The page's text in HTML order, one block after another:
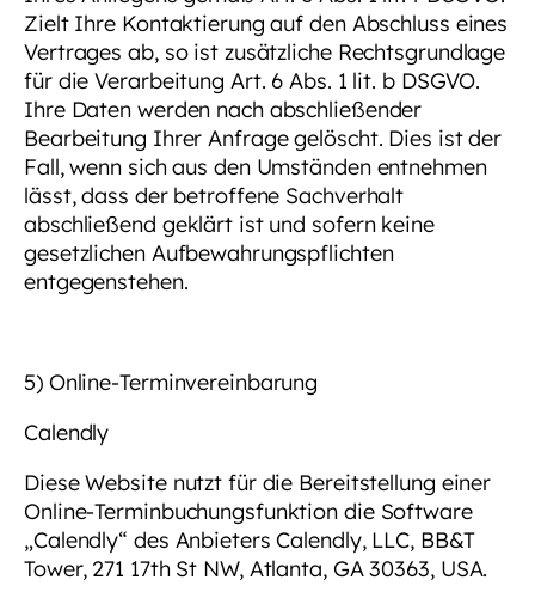
Zielt Ihre Kontaktierung auf den Abschluss eines
Vertrages ab, so ist zusätzliche Rechtsgrundlage
für die Verarbeitung Art. 6 Abs. 1 lit. b DSGVO.
Ihre Daten werden nach abschließender
Bearbeitung Ihrer Anfrage gelöscht. Dies ist der
Fall, wenn sich aus den Umständen entnehmen
lässt, dass der betroffene Sachverhalt
abschließend geklärt ist und sofern keine
gesetzlichen Aufbewahrungspflichten
entgegenstehen.
5) Online-Terminvereinbarung
Calendly
Diese Website nutzt für die Bereitstellung einer
Online-Terminbuchungsfunktion die Software
„Calendly“ des Anbieters Calendly, LLC, BB&T
Tower, 271 17th St NW, Atlanta, GA 30363, USA.